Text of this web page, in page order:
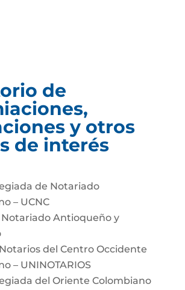
de
y otros
de interés
de Notariado
– UCNC
Antioqueño y
del Centro Occidente
– UNINOTARIOS
del Oriente Colombiano